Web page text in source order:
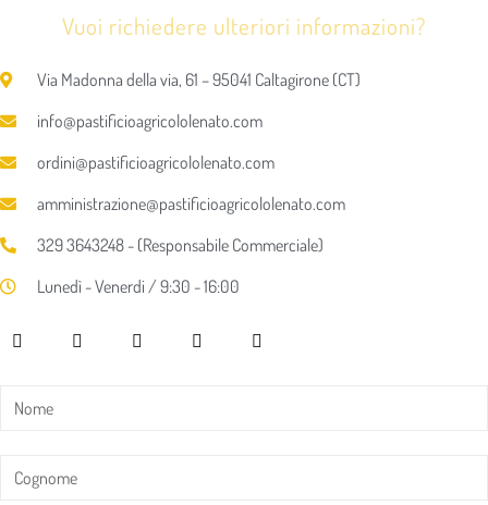
Vuoi richiedere ulteriori informazioni?
Via Madonna della via, 61 – 95041 Caltagirone (CT)
info@pastificioagricololenato.com
ordini@pastificioagricololenato.com
amministrazione@pastificioagricololenato.com
329 3643248 - (Responsabile Commerciale)
Lunedì - Venerdi / 9:30 - 16:00